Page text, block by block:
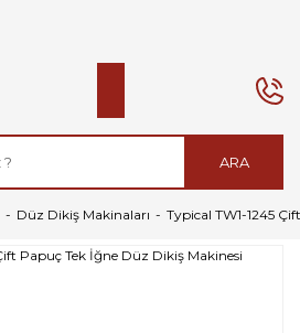
ARA
Düz Dikiş Makinaları Typical TW1-1245